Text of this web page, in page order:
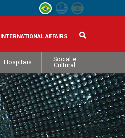
INTERNATIONAL AFFAIRS
Hospitais
Social e
Cultural